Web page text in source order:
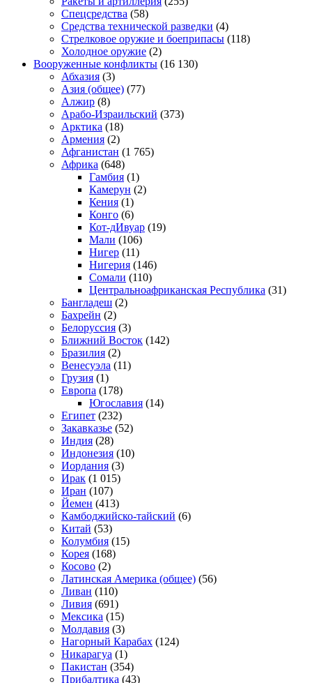
Спецсредства (58)
Средства технической разведки (4)
Стрелковое оружие и боеприпасы (118)
Холодное оружие (2)
Вооруженные конфликты (16 130)
Абхазия (3)
Азия (общее) (77)
Алжир (8)
Арабо-Израильский (373)
Арктика (18)
Армения (2)
Афганистан (1 765)
Африка (648)
Гамбия (1)
Камерун (2)
Кения (1)
Конго (6)
Кот-дИвуар (19)
Мали (106)
Нигер (11)
Нигерия (146)
Сомали (110)
Центральноафриканская Республика (31)
Бангладеш (2)
Бахрейн (2)
Белоруссия (3)
Ближний Восток (142)
Бразилия (2)
Венесуэла (11)
Грузия (1)
Европа (178)
Югославия (14)
Египет (232)
Закавказье (52)
Индия (28)
Индонезия (10)
Иордания (3)
Ирак (1 015)
Иран (107)
Йемен (413)
Камбоджийско-тайский (6)
Китай (53)
Колумбия (15)
Корея (168)
Косово (2)
Латинская Америка (общее) (56)
Ливан (110)
Ливия (691)
Мексика (15)
Молдавия (3)
Нагорный Карабах (124)
Никарагуа (1)
Пакистан (354)
Прибалтика (43)